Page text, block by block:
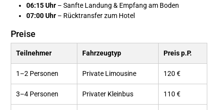
06:15 Uhr – Sanfte Landung & Empfang am Boden
07:00 Uhr – Rücktransfer zum Hotel
Preise
Teilnehmer Fahrzeugtyp Preis p.P.
1–2 Personen Private Limousine 120 €
3–4 Personen Privater Kleinbus 110 €